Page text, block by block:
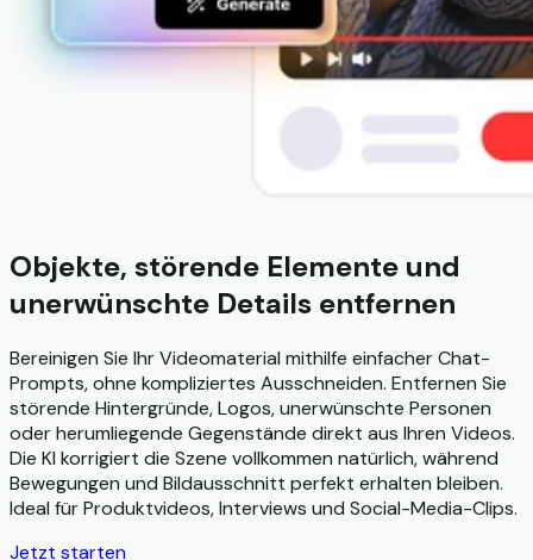
Objekte, störende Elemente und
unerwünschte Details entfernen
Bereinigen Sie Ihr Videomaterial mithilfe einfacher Chat-
Prompts, ohne kompliziertes Ausschneiden. Entfernen Sie
störende Hintergründe, Logos, unerwünschte Personen
oder herumliegende Gegenstände direkt aus Ihren Videos.
Die KI korrigiert die Szene vollkommen natürlich, während
Bewegungen und Bildausschnitt perfekt erhalten bleiben.
Ideal für Produktvideos, Interviews und Social-Media-Clips.
Jetzt starten